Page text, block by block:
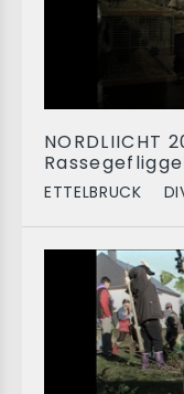
NORDLIICHT
ETTELBRUCK